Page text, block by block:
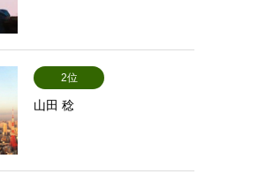
2位
山田 稔